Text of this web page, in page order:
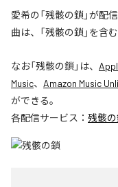
愛希の「残骸の鎖」が配
曲は、「残骸の鎖」を含
なお「残骸の鎖 」は、
Music、 Amazon Music
ができる。
各配信サービス： 残骸の